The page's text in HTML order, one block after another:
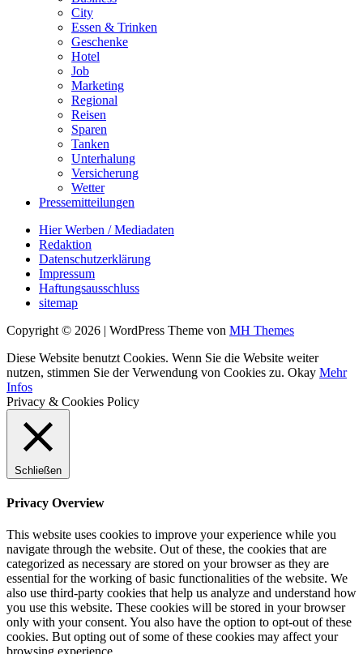
City
Essen & Trinken
Geschenke
Hotel
Job
Marketing
Regional
Reisen
Sparen
Tanken
Unterhalung
Versicherung
Wetter
Pressemitteilungen
Hier Werben / Mediadaten
Redaktion
Datenschutzerklärung
Impressum
Haftungsausschluss
sitemap
Copyright © 2026 | WordPress Theme von MH Themes
Diese Website benutzt Cookies. Wenn Sie die Website weiter
nutzen, stimmen Sie der Verwendung von Cookies zu. Okay Mehr
Infos
Privacy & Cookies Policy
Schließen
Privacy Overview
This website uses cookies to improve your experience while you
navigate through the website. Out of these, the cookies that are
categorized as necessary are stored on your browser as they are
essential for the working of basic functionalities of the website. We
also use third-party cookies that help us analyze and understand how
you use this website. These cookies will be stored in your browser
only with your consent. You also have the option to opt-out of these
cookies. But opting out of some of these cookies may affect your